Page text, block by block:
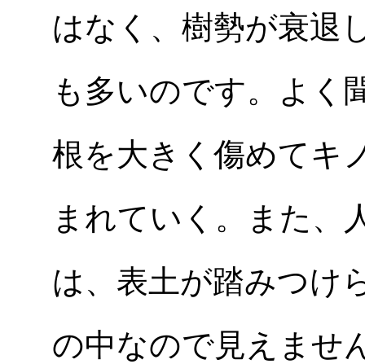
はなく、樹勢が衰退
も多いのです。よく
根を大きく傷めてキ
まれていく。また、
は、表土が踏みつけ
の中なので見えませ